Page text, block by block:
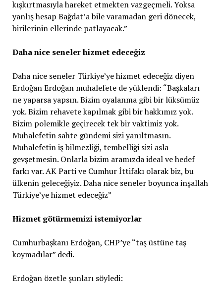
kışkırtmasıyla hareket etmekten vazgeçmeli. Yoksa
yanlış hesap Bağdat’a bile varamadan geri dönecek,
birilerinin ellerinde patlayacak.”
Daha nice seneler hizmet edeceğiz
Daha nice seneler Türkiye’ye hizmet edeceğiz diyen
Erdoğan Erdoğan muhalefete de yüklendi: “Başkaları
ne yaparsa yapsın. Bizim oyalanma gibi bir lüksümüz
yok. Bizim rehavete kapılmak gibi bir hakkımız yok.
Bizim polemikle geçirecek tek bir vaktimiz yok.
Muhalefetin sahte gündemi sizi yanıltmasın.
Muhalefetin iş bilmezliği, tembelliği sizi asla
gevşetmesin. Onlarla bizim aramızda ideal ve hedef
farkı var. AK Parti ve Cumhur İttifakı olarak biz, bu
ülkenin geleceğiyiz. Daha nice seneler boyunca inşallah
Türkiye’ye hizmet edeceğiz”
Hizmet götürmemizi istemiyorlar
Cumhurbaşkanı Erdoğan, CHP’ye “taş üstüne taş
koymadılar” dedi.
Erdoğan özetle şunları söyledi: